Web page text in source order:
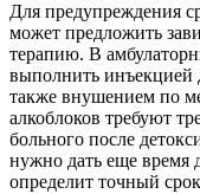
Для предупреждения
может предложить
терапию. В
выполнить инъекцией
также внушением по
алкоблоков требуют
больного после
нужно дать еще время
определит точный